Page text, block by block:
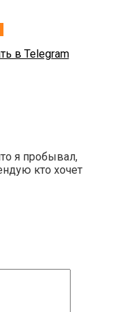
в Telegram
я пробывал,
кто хочет